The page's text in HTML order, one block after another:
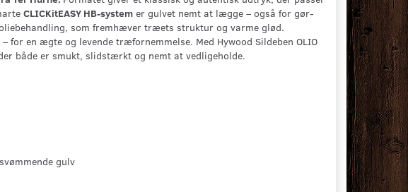
CLICKitEASY HB-systemer gulvet nemt at lægge – også for gør-
som fremhæver træets struktur og varme glød.
en ægte og levende træfornemmelse. Med Hywood Sildeben OLIO
både er smukt, slidstærkt og nemt at vedligeholde.
gulv